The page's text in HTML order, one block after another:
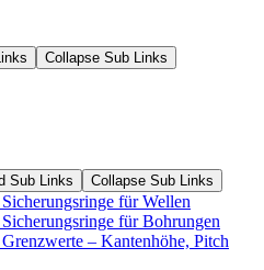
Collapse Sub Links
Sub Links Collapse Sub Links
für Wellen
für Bohrungen
– Kantenhöhe, Pitch